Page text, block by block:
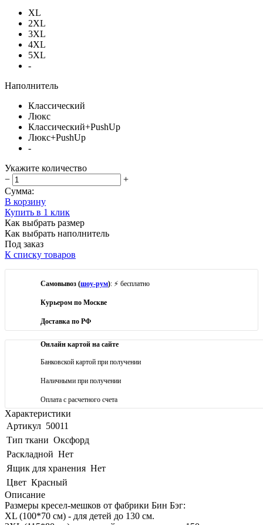
XL
2XL
3XL
4XL
5XL
-
Наполнитель
Классический
Люкс
Классический+PushUp
Люкс+PushUp
-
Укажите количество
−
+
Сумма:
В корзину
Купить в 1 клик
Как выбрать размер
Как выбрать наполнитель
Под заказ
К списку товаров
Самовывоз (шоу-рум): ⚡ бесплатно
Курьером по Москве
Доставка по РФ
Онлайн картой на сайте
Банковской картой при получении
Наличными при получении
Оплата с расчетного счета
Характеристики
Артикул 50011
Тип ткани Оксфорд
Раскладной Нет
Ящик для хранения Нет
Цвет Красный
Описание
Размеры кресел-мешков от фабрики Бин Бэг:
XL (100*70 см) - для детей до 130 см.